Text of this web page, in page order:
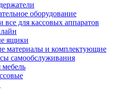
оборудование
для кассовых аппаратов
ящики
материалы и комплектующие
самообслуживания
мебель